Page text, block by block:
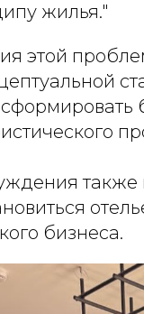
жилья."
этой
также
бизнеса.